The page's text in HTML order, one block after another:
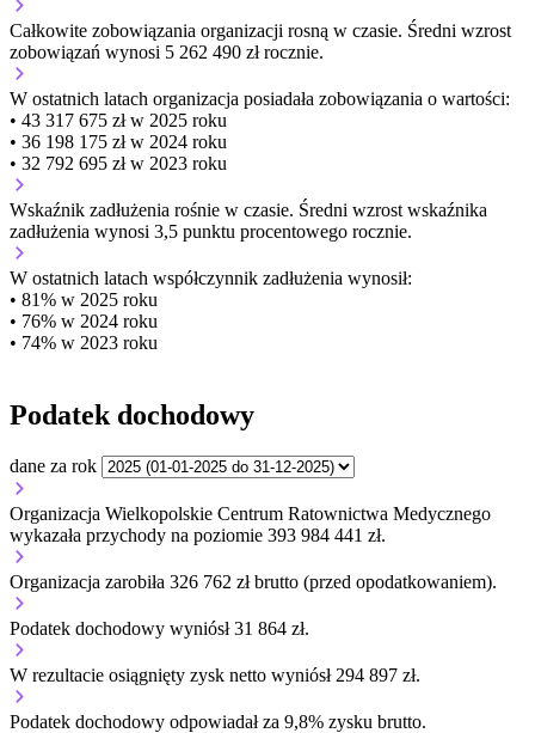
Całkowite zobowiązania organizacji rosną w czasie. Średni wzrost
zobowiązań wynosi 5 262 490 zł rocznie.
W ostatnich latach organizacja posiadała zobowiązania o wartości:
• 43 317 675 zł w 2025 roku
• 36 198 175 zł w 2024 roku
• 32 792 695 zł w 2023 roku
Wskaźnik zadłużenia rośnie w czasie. Średni wzrost wskaźnika
zadłużenia wynosi 3,5 punktu procentowego rocznie.
W ostatnich latach współczynnik zadłużenia wynosił:
• 81% w 2025 roku
• 76% w 2024 roku
• 74% w 2023 roku
Podatek dochodowy
dane za rok
Organizacja Wielkopolskie Centrum Ratownictwa Medycznego
wykazała przychody na poziomie 393 984 441 zł.
Organizacja zarobiła 326 762 zł brutto (przed opodatkowaniem).
Podatek dochodowy wyniósł 31 864 zł.
W rezultacie osiągnięty zysk netto wyniósł 294 897 zł.
Podatek dochodowy odpowiadał za 9,8% zysku brutto.